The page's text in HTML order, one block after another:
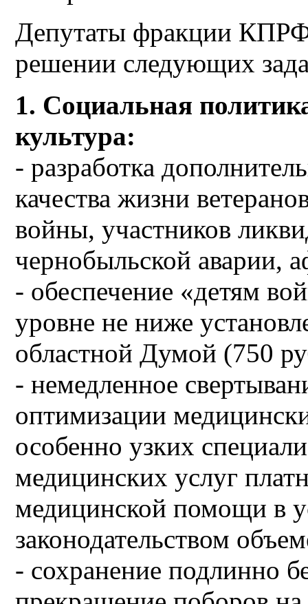
Депутаты фракции КПРФ
решении следующих
1. Социальная
культура:
- разработка
качества жизни
войны, участников
чернобыльской аварии,
- обеспечение «детям
уровне не ниже
областной Думой (750
- немедленное
оптимизации
особенно узких
медицинских услуг
медицинской помощи в
законодательством
- сохранение подлинно